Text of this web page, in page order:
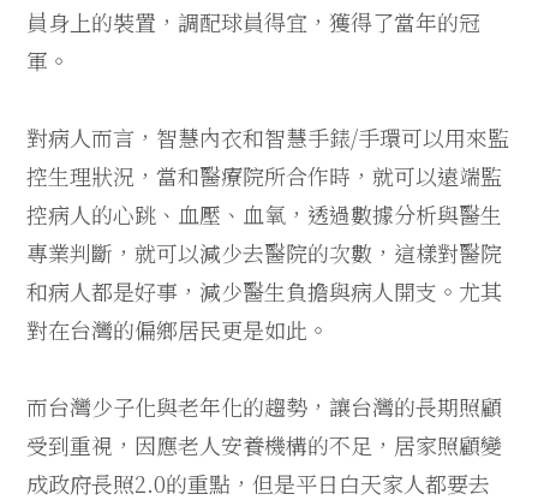
員身上的裝置，調配球員得宜，獲得了當年的冠
軍。
對病人而言，智慧內衣和智慧手錶/手環可以用來監
控生理狀況，當和醫療院所合作時，就可以遠端監
控病人的心跳、血壓、血氧，透過數據分析與醫生
專業判斷，就可以減少去醫院的次數，這樣對醫院
和病人都是好事，減少醫生負擔與病人開支。尤其
對在台灣的偏鄉居民更是如此。
而台灣少子化與老年化的趨勢，讓台灣的長期照顧
受到重視，因應老人安養機構的不足，居家照顧變
成政府長照2.0的重點，但是平日白天家人都要去